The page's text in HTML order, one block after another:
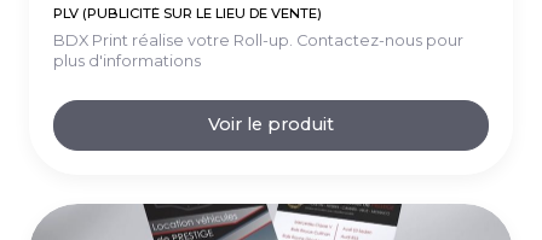
PLV (PUBLICITÉ SUR LE LIEU DE VENTE)
BDX Print réalise votre Roll-up. Contactez-nous pour
plus d'informations
Voir le produit